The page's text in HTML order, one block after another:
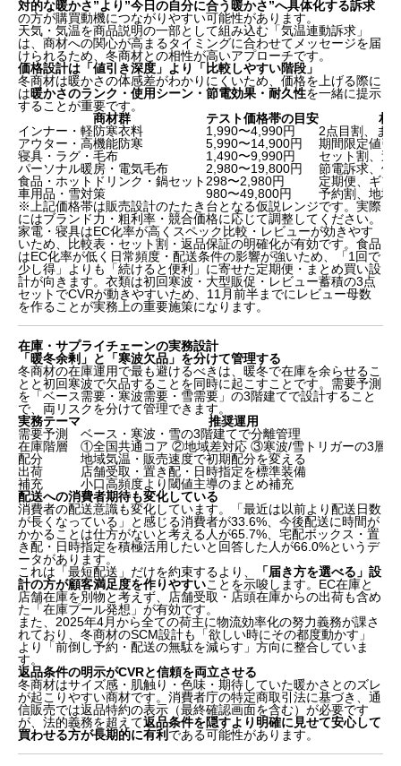
対的な暖かさ”より”今日の自分に合う暖かさ”へ具体化する訴求
の方が購買動機につながりやすい可能性があります。
天気・気温を商品説明の一部として組み込む「気温連動訴求」
は、商材への関心が高まるタイミングに合わせてメッセージを届
けられるため、冬商材との相性が高いアプローチです。
価格設計は「値引き深度」より「比較しやすい階段」
冬商材は暖かさの体感差がわかりにくいため、価格を上げる際に
は暖かさのランク・使用シーン・節電効果・耐久性を一緒に提示
することが重要です。
商材群
テスト価格帯の目安
相
インナー・軽防寒衣料
1,990〜4,990円
2点目割、ま
アウター・高機能防寒
5,990〜14,900円
期間限定値引
寝具・ラグ・毛布
1,490〜9,990円
セット割、送
パーソナル暖房・電気毛布
2,980〜19,800円
節電訴求、保
食品・ホットドリンク・鍋セット298〜2,980円
定期便、ギフ
車用品・雪対策
980〜49,800円
予約割、地域
※上記価格帯は販売設計のたたき台となる仮説レンジです。実際
にはブランド力・粗利率・競合価格に応じて調整してください。
家電・寝具はEC化率が高くスペック比較・レビューが効きやす
いため、比較表・セット割・返品保証の明確化が有効です。食品
はEC化率が低く日常頻度・配送条件の影響が強いため、「1回で
少し得」よりも「続けると便利」に寄せた定期便・まとめ買い設
計が向きます。衣類は初回寒波・大型販促・レビュー蓄積の3点
セットでCVRが動きやすいため、11月前半までにレビュー母数
を作ることが実務上の重要施策になります。
在庫・サプライチェーンの実務設計
「暖冬余剰」と「寒波欠品」を分けて管理する
冬商材の在庫運用で最も避けるべきは、暖冬で在庫を余らせるこ
とと初回寒波で欠品することを同時に起こすことです。需要予測
を「ベース需要・寒波需要・雪需要」の3階建てで設計すること
で、両リスクを分けて管理できます。
実務テーマ
推奨運用
需要予測
ベース・寒波・雪の3階建てで分離管理
在庫階層
①全国共通コア ②地域差対応 ③寒波/雪トリガーの3層
配分
地域気温・販売速度で初期配分を変える
出荷
店舗受取・置き配・日時指定を標準装備
補充
小口高頻度より閾値主導のまとめ補充
配送への消費者期待も変化している
消費者の配送意識も変化しています。「最近は以前より配送日数
が長くなっている」と感じる消費者が33.6%、今後配送に時間が
かかることは仕方がないと考える人が65.7%、宅配ボックス・置
き配・日時指定を積極活用したいと回答した人が66.0%というデ
ータがあります。
これは「最短配送」だけを約束するより、
「届き方を選べる」設
計の方が顧客満足度を作りやすいことを示唆します。EC在庫と
店舗在庫を別物と考えず、店舗受取・店頭在庫からの出荷も含め
た「在庫プール発想」が有効です。
また、2025年4月から全ての荷主に物流効率化の努力義務が課さ
れており、冬商材のSCM設計も「欲しい時にその都度動かす」
より「前倒し予約・配送の無駄を減らす」方向に整合していま
す。
返品条件の明示がCVRと信頼を両立させる
冬商材はサイズ感・肌触り・色味・期待していた暖かさとのズレ
が起こりやすい商材です。消費者庁の特定商取引法に基づき、通
信販売では返品特約の表示（最終確認画面を含む）が必要です
が、法的義務を超えて返品条件を隠すより明確に見せて安心して
買わせる方が長期的に有利 である可能性があります。
冬商材が「暦で売れない」時代になった理由
まず押さえる「日本の冬は一つではない」という前提
体感温度ゾーニングで商材を再編する
消費者セグメント別の攻め方
訴求と価格プロモーションの設計
在庫・サプライチェーンの実務設計
競合事例から学ぶ成功パターン
チャネル横断のKPI設計と実行タイムライン
まとめ：「体感温度オーナー」を置くことが次の一手